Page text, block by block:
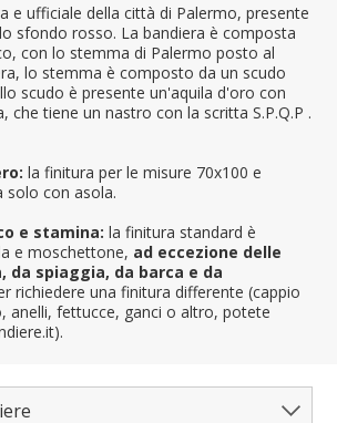
e ufficiale della città di Palermo, presente
sfondo rosso. La bandiera è composta
con lo stemma di Palermo posto al
lo stemma è composto da un scudo
scudo è presente un'aquila d'oro con
che tiene un nastro con la scritta S.P.Q.P .
la finitura per le misure 70x100 e
solo con asola.
e stamina: la finitura standard è
e moschettone, ad eccezione delle
da spiaggia, da barca e da
richiedere una finitura differente (cappio
anelli, fettucce, ganci o altro, potete